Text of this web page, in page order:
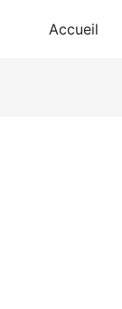
Accueil